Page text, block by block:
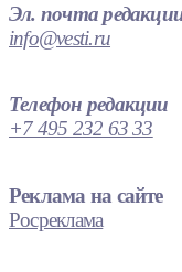
Эл. почта
info@vesti.ru
Телефон редакции
+7 495 232 63 33
Реклама на сайте
Росреклама